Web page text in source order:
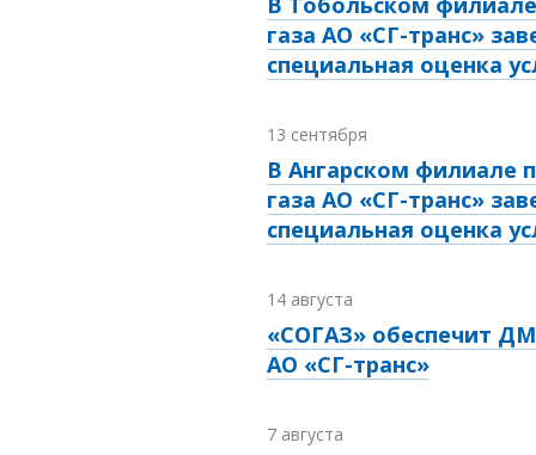
газа АО «СГ-транс»
специальная оценка
13 сентября
В Ангарском филиале
газа АО «СГ-транс»
специальная оценка
14 августа
«СОГАЗ» обеспечит
АО «СГ-транс»
7 августа